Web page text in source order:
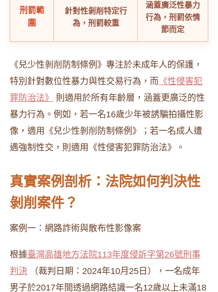
刑罰範
圍
針對性剝削特定行
為，刑罰較重
涵蓋廣泛性暴力
行為，刑罰依情
節而定
《兒少性剝削防制條例》專注於未成年人的保護，
特別針對數位性暴力與性交易行為，而 《性侵害犯
罪防治法》
則適用於所有年齡層，涵蓋更廣泛的性
暴力行為。例如，若一名16歲少年被誘騙拍攝性影
像，適用《兒少性剝削防制條例》；若一名成人遭
遇強制性交，則適用《性侵害犯罪防治法》。
真實案例剖析：法院如何判決性
剝削案件？
案例一：網路詐術與散布性影像案
根據臺灣高雄地方法院113年度侵訴字第26號刑事
判決 （裁判日期：2024年10月25日），一名成年
男子於2017年間透過網路結識一名12歲以上未滿18